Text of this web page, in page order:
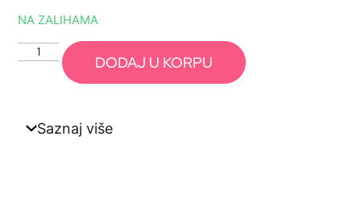
NA ZALIHAMA
DODAJ U KORPU
Saznaj više